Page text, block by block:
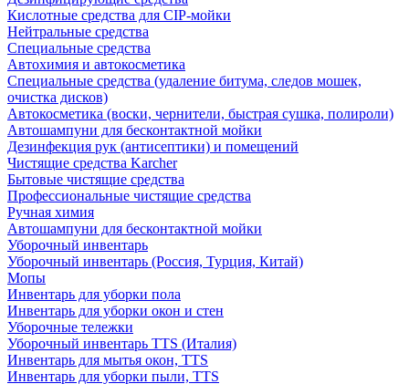
Кислотные средства для CIP-мойки
Нейтральные средства
Специальные средства
Автохимия и автокосметика
Специальные средства (удаление битума, следов мошек,
очистка дисков)
Автокосметика (воски, чернители, быстрая сушка, полироли)
Автошампуни для бесконтактной мойки
Дезинфекция рук (антисептики) и помещений
Чистящие средства Karcher
Бытовые чистящие средства
Профессиональные чистящие средства
Ручная химия
Автошампуни для бесконтактной мойки
Уборочный инвентарь
Уборочный инвентарь (Россия, Турция, Китай)
Мопы
Инвентарь для уборки пола
Инвентарь для уборки окон и стен
Уборочные тележки
Уборочный инвентарь TTS (Италия)
Инвентарь для мытья окон, TTS
Инвентарь для уборки пыли, TTS